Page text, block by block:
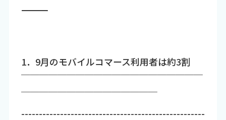
―――――――――――――――――――――――――――――――――――
1．9月のモバイルコマース利用者は約3割
￣￣￣￣￣￣￣￣￣￣￣￣￣￣￣￣￣￣￣￣
￣￣￣￣￣￣￣￣￣￣￣￣￣￣￣
----------------------------------------------------